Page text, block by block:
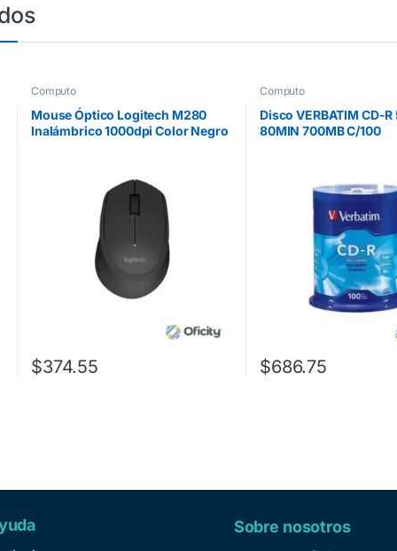
Computo
Mouse Óptico Logitech M280
Inalámbrico 1000dpi Color Negro
$374.55
Computo
Disco VERBATIM CD-R
80MIN 700MB C/100
$686.75
Sobre nosotros